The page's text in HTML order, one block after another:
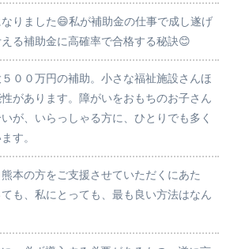
りました😄私が補助金の仕事で成し遂げ
る補助金に高確率で合格する秘訣😊
００万円の補助。小さな福祉施設さんほ
があります。障がいをおもちのお子さん
が、いらっしゃる方に、ひとりでも多く
す。
本の方をご支援させていただくにあた
も、私にとっても、最も良い方法はなん